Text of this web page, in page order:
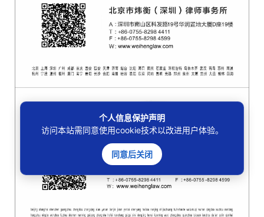
个人信息保护声明
访问本站需同意使用cookie技术以改进用户体验。
同意后关闭